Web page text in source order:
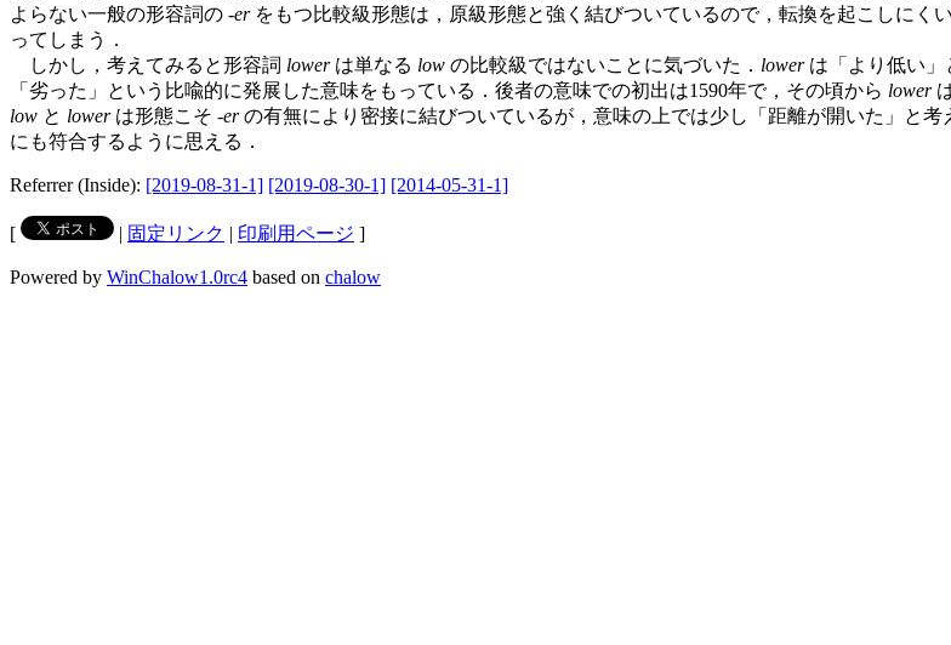
よらない一般の形容詞の -erをもつ比較級形態は，原級形態と強く結びついているので，転換を起こしにく
ってしまう．
しかし，考えてみると形容詞 lowerは単なる low の比較級ではないことに気づいた． lowerは「より低い」
「劣った」という比喩的に発展した意味をもっている．後者の意味での初出は1590年で，その頃から lower
low と lowerは形態こそ -erの有無により密接に結びついているが，意味の上では少し「距離が開いた」と考
にも符合するように思える．
Referrer (Inside): [2019-08-31-1] [2019-08-30-1] [2014-05-31-1]
[ | 固定リンク | 印刷用ページ ]
Powered by WinChalow1.0rc4 based on chalow